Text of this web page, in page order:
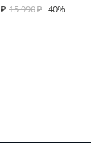
15 990 -40%